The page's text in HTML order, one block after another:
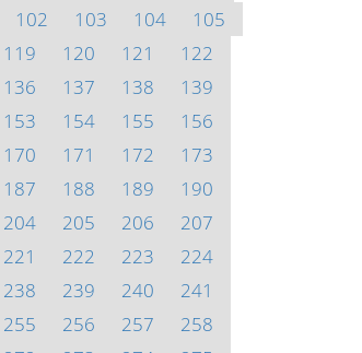
102 103 104
105
119 120 121
122
136 137 138
139
153 154 155
156
170 171 172
173
187 188 189
190
204 205 206
207
221 222 223
224
238 239 240
241
255 256 257
258